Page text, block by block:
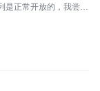
是正常开放的，我尝试